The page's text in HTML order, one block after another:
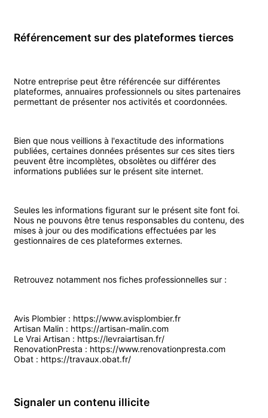
Référencement sur des plateformes tierces
Notre entreprise peut être référencée sur différentes
plateformes, annuaires professionnels ou sites partenaires
permettant de présenter nos activités et coordonnées.
Bien que nous veillions à l'exactitude des informations
publiées, certaines données présentes sur ces sites tiers
peuvent être incomplètes, obsolètes ou différer des
informations publiées sur le présent site internet.
Seules les informations figurant sur le présent site font foi.
Nous ne pouvons être tenus responsables du contenu, des
mises à jour ou des modifications effectuées par les
gestionnaires de ces plateformes externes.
Retrouvez notamment nos fiches professionnelles sur :
Avis Plombier : https://www.avisplombier.fr
Artisan Malin : https://artisan-malin.com
Le Vrai Artisan : https://levraiartisan.fr/
RenovationPresta : https://www.renovationpresta.com
Obat : https://travaux.obat.fr/
Signaler un contenu illicite